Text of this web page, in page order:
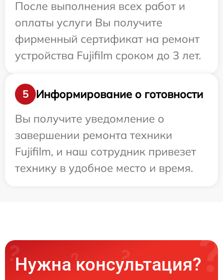
После выполнения всех работ и
оплаты услуги Вы получите
фирменный сертификат на ремонт
устройства Fujifilm сроком до 3 лет.
5
Информирование о готовности
Вы получите уведомление о
завершении ремонта техники
Fujifilm, и наш сотрудник привезет
технику в удобное место и время.
Нужна консультация?